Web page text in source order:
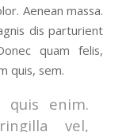
Aenean massa.
dis parturient
quam felis,
quis, sem.
quis enim.
vel,